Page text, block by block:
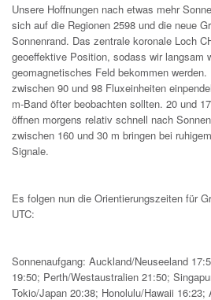
Unsere Hoffnungen nach etwas mehr
sich auf die Regionen 2598 und die neue
Sonnenrand. Das zentrale koronale Loch
geoeffektive Position, sodass wir langsam
geomagnetisches Feld bekommen
zwischen 90 und 98 Fluxeinheiten
m-Band öfter beobachten sollten. 20 und
öffnen morgens relativ schnell nach
zwischen 160 und 30 m bringen bei
Signale.
Es folgen nun die Orientierungszeiten für
UTC:
Sonnenaufgang: Auckland/Neuseeland
19:50; Perth/Westaustralien 21:50;
Tokio/Japan 20:38; Honolulu/Hawaii